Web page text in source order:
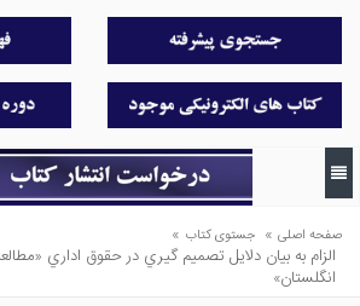
صفحه اصلی » جستوی کتاب »
الزام به بيان دلايل تصميم گيري در حقوق اداري
انگلستان»